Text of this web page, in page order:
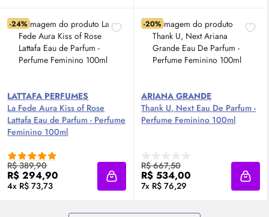
-24%
LATTAFA PERFUMES
La Fede Aura Kiss of Rose
Lattafa Eau de Parfum - Perfume
Feminino 100ml
R$ 389,90
R$ 294,90
4x R$ 73,73 Adicionar à sacola
-20%
ARIANA GRANDE
Thank U, Next Eau De Parfum -
Perfume Feminino 100ml
R$ 667,50
R$ 534,00
7x R$ 76,29